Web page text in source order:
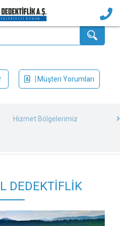
Müşteri Yorumları
Hizmet Bölgelerimiz
DEDEKTİFLİK